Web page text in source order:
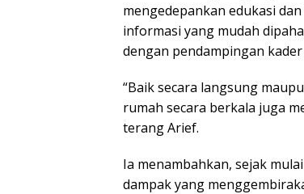
mengedepankan edukasi
informasi yang mudah
dengan pendampingan
“Baik secara langsung
rumah secara berkala juga
terang Arief.
Ia menambahkan, sejak
dampak yang